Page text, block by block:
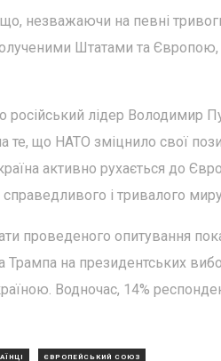
незважаючи на певні
Штатами та
лідер Володимир
те, що НАТО зміцнило свої
активно рухається до
і тривалого
проведеного опитування
на президентських
Водночас, 14%
ЄВРОПЕЙСЬКИЙ СОЮЗ